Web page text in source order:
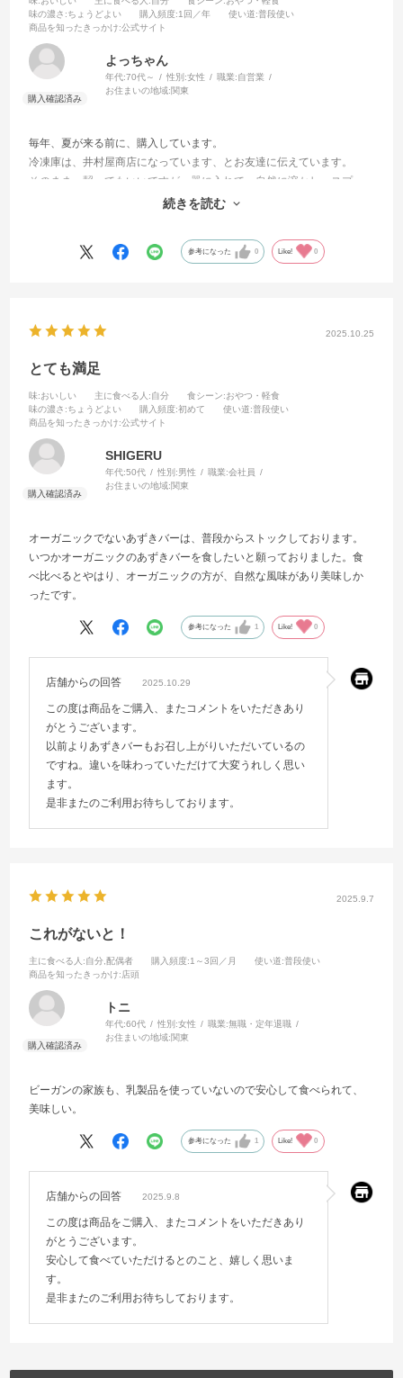
味の濃さ :ちょうどよい 購入頻度:1回／年 使い道:普段使い
商品を知ったきっかけ:公式サイト
よっちゃん
年代:70代～ 性別:女性 職業:自営業
お住まいの地域:関東
毎年、夏が来る前に、購入しています。
冷凍庫は、井村屋商店になっています、とお友達に伝えています。
そのまま、齧ってもいいですが、器に入れて、自然に溶かし、スプー
ンでいただくのもおいしいです。甘さが控えめで上品な味で、お気に
続きを読む
参考になった 0 Like! 0
2025.10.25
とても満足
味:おいしい 主に食べる人 :自分 食シーン:おやつ・軽食
味の濃さ :ちょうどよい 購入頻度:初めて 使い道:普段使い
商品を知ったきっかけ:公式サイト
SHIGERU
年代:50代 性別:男性 職業:会社員
お住まいの地域:関東
オーガニックでないあずきバーは、普段からストックしております。
いつかオーガニックのあずきバーを食したいと願っておりました。食
べ比べるとやはり、オーガニックの方が、自然な風味があり美味しか
ったです。
参考になった 1 Like! 0
店舗からの回答 2025.10.29
この度は商品をご購入、またコメントをいただきあり
がとうございます。
以前よりあずきバーもお召し上がりいただいているの
ですね。違いを味わっていただけて大変うれしく思い
ます。
是非またのご利用お待ちしております。
2025.9.7
これがないと！
主に食べる人 :自分,配偶者 購入頻度:1～3回／月 使い道:普段使い
商品を知ったきっかけ:店頭
トニ
年代:60代 性別:女性 職業:無職・定年退職
お住まいの地域:関東
ビーガンの家族も、乳製品を使っていないので安心して食べられて、
美味しい。
参考になった 1 Like! 0
店舗からの回答 2025.9.8
この度は商品をご購入、またコメントをいただきあり
がとうございます。
安心して食べていただけるとのこと、嬉しく思いま
す。
是非またのご利用お待ちしております。